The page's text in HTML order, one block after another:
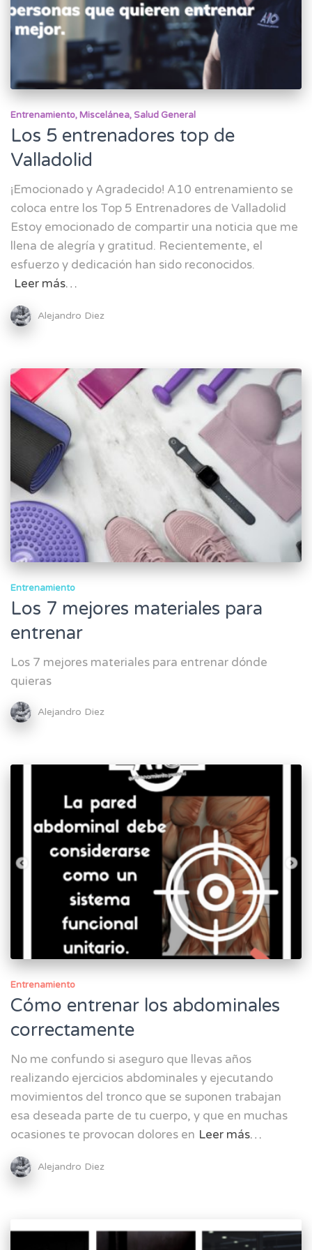
Entrenamiento Miscelánea Salud General
Los 5 entrenadores top de
Valladolid
¡Emocionado y Agradecido! A10 entrenamiento se
coloca entre los Top 5 Entrenadores de Valladolid
Estoy emocionado de compartir una noticia que me
llena de alegría y gratitud. Recientemente, el
esfuerzo y dedicación han sido reconocidos.
Leer más…
Alejandro Diez
Entrenamiento
Los 7 mejores materiales para
entrenar
Los 7 mejores materiales para entrenar dónde
quieras
Alejandro Diez
Entrenamiento
Cómo entrenar los abdominales
correctamente
No me confundo si aseguro que llevas años
realizando ejercicios abdominales y ejecutando
movimientos del tronco que se suponen trabajan
esa deseada parte de tu cuerpo, y que en muchas
ocasiones te provocan dolores en Leer más…
Alejandro Diez